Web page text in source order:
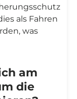
als Fahren
was
am
die